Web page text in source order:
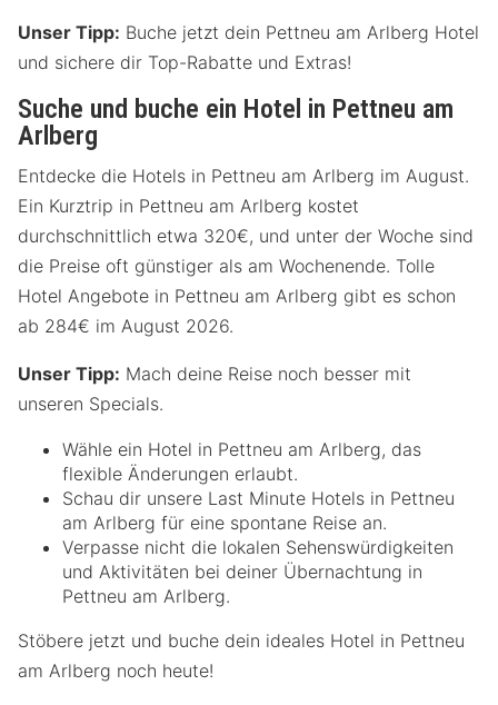
Unser Tipp: Buche jetzt dein Pettneu am Arlberg Hotel
und sichere dir Top-Rabatte und Extras!
Suche und buche ein Hotel in Pettneu am
Arlberg
Entdecke die Hotels in Pettneu am Arlberg im August.
Ein Kurztrip in Pettneu am Arlberg kostet
durchschnittlich etwa 320€, und unter der Woche sind
die Preise oft günstiger als am Wochenende. Tolle
Hotel Angebote in Pettneu am Arlberg gibt es schon
ab 284€ im August 2026.
Unser Tipp: Mach deine Reise noch besser mit
unseren Specials.
Wähle ein Hotel in Pettneu am Arlberg, das
flexible Änderungen erlaubt.
Schau dir unsere Last Minute Hotels in Pettneu
am Arlberg für eine spontane Reise an.
Verpasse nicht die lokalen Sehenswürdigkeiten
und Aktivitäten bei deiner Übernachtung in
Pettneu am Arlberg.
Stöbere jetzt und buche dein ideales Hotel in Pettneu
am Arlberg noch heute!